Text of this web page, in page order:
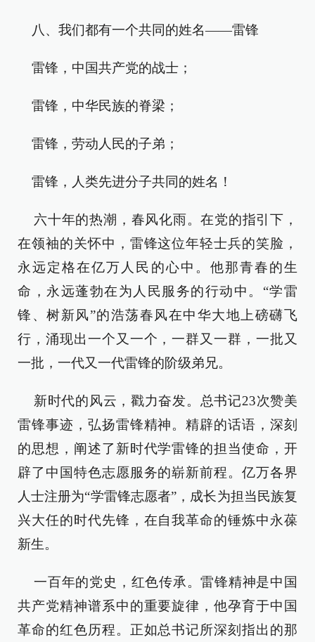
八、我们都有一个共同的姓名——雷锋
雷锋，中国共产党的战士；
雷锋，中华民族的脊梁；
雷锋，劳动人民的子弟；
雷锋，人类先进分子共同的姓名！
六十年的热潮，春风化雨。在党的指引下，
在领袖的关怀中，雷锋这位年轻士兵的笑脸，
永远定格在亿万人民的心中。他那青春的生
命，永远蓬勃在为人民服务的行动中。“学雷
锋、树新风”的浩荡春风在中华大地上磅礴飞
行，涌现出一个又一个，一群又一群，一批又
一批，一代又一代雷锋的阶级弟兄。
新时代的风云，戳力奋发。总书记23次赞美
雷锋事迹，弘扬雷锋精神。精辟的话语，深刻
的思想，阐述了新时代学雷锋的担当使命，开
辟了中国特色志愿服务的崭新前程。亿万各界
人士注册为“学雷锋志愿者”，成长为担当民族复
兴大任的时代先锋，在自我革命的锤炼中永葆
新生。
一百年的党史，红色传承。雷锋精神是中国
共产党精神谱系中的重要旋律，他孕育于中国
革命的红色历程。正如总书记所深刻指出的那